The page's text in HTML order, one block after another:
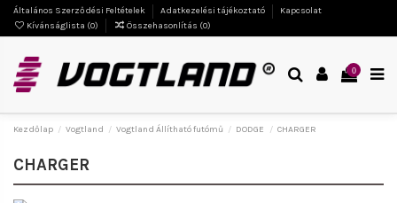
Általános Szerződési Feltételek Adatkezelési tájékoztató
Kapcsolat
Kívánságlista (0) Összehasonlítás (0)
0
Kezdőlap Vogtland Vogtland Állítható futómű DODGE CHARGER
CHARGER